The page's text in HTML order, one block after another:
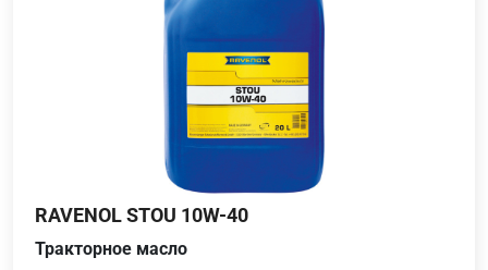
RAVENOL STOU 10W-40
Тракторное масло